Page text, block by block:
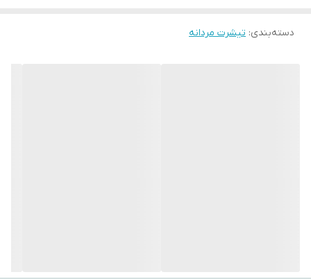
همگی از پارچه‌های %100 طبیعی ساخته شده اند .
دسته‌بندی: تیشرت مردانه